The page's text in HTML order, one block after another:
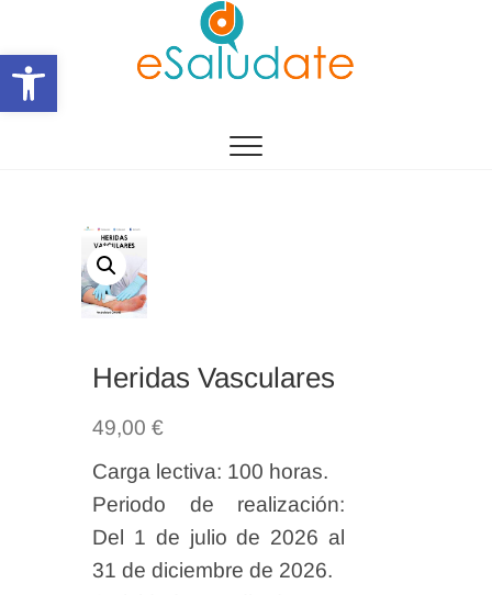
Abrir barra de herramientas
contenido
Heridas Vasculares
49,00 €
Carga lectiva: 100 horas.
Periodo de realización:
Del 1 de julio de 2026 al
31 de diciembre de 2026.